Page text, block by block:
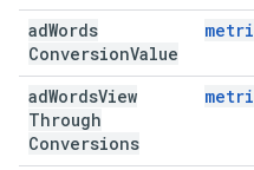
adWords
ConversionValue
adWordsView
Through
Conversions